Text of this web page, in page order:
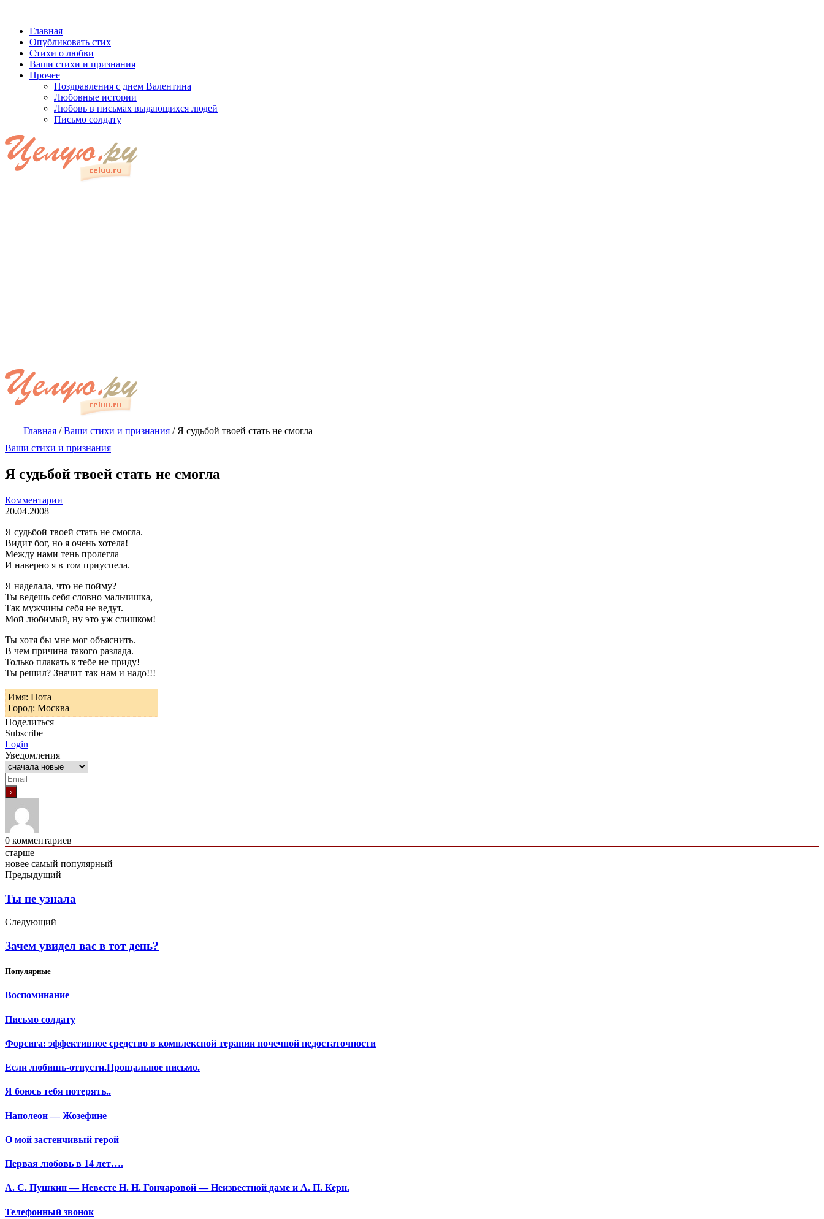
Главная
Опубликовать стих
Стихи о любви
Ваши стихи и признания
Прочее
Поздравления с днем Валентина
Любовные истории
Любовь в письмах выдающихся людей
Письмо солдату
Главная /Ваши стихи и признания / Я судьбой твоей стать не смогла
Ваши стихи и признания
Я судьбой твоей стать не смогла
Комментарии
20.04.2008
Я судьбой твоей стать не смогла.
Видит бог, но я очень хотела!
Между нами тень пролегла
И наверно я в том приуспела.
Я наделала, что не пойму?
Ты ведешь себя словно мальчишка,
Так мужчины себя не ведут.
Мой любимый, ну это уж слишком!
Ты хотя бы мне мог объяснить.
В чем причина такого разлада.
Только плакать к тебе не приду!
Ты решил? Значит так нам и надо!!!
Имя: Нота
Город: Москва
Поделиться
Subscribe
Login
Уведомления
0 комментариев
старше
новее самый популярный
Предыдущий
Ты не узнала
Следующий
Зачем увидел вас в тот день?
Популярные
Воспоминание
Письмо солдату
Форсига: эффективное средство в комплексной терапии почечной недостаточности
Если любишь-отпусти.Прощальное письмо.
Я боюсь тебя потерять..
Наполеон — Жозефине
О мой застенчивый герой
Первая любовь в 14 лет….
А. С. Пушкин — Невесте Н. Н. Гончаровой — Неизвестной даме и А. П. Керн.
Телефонный звонок